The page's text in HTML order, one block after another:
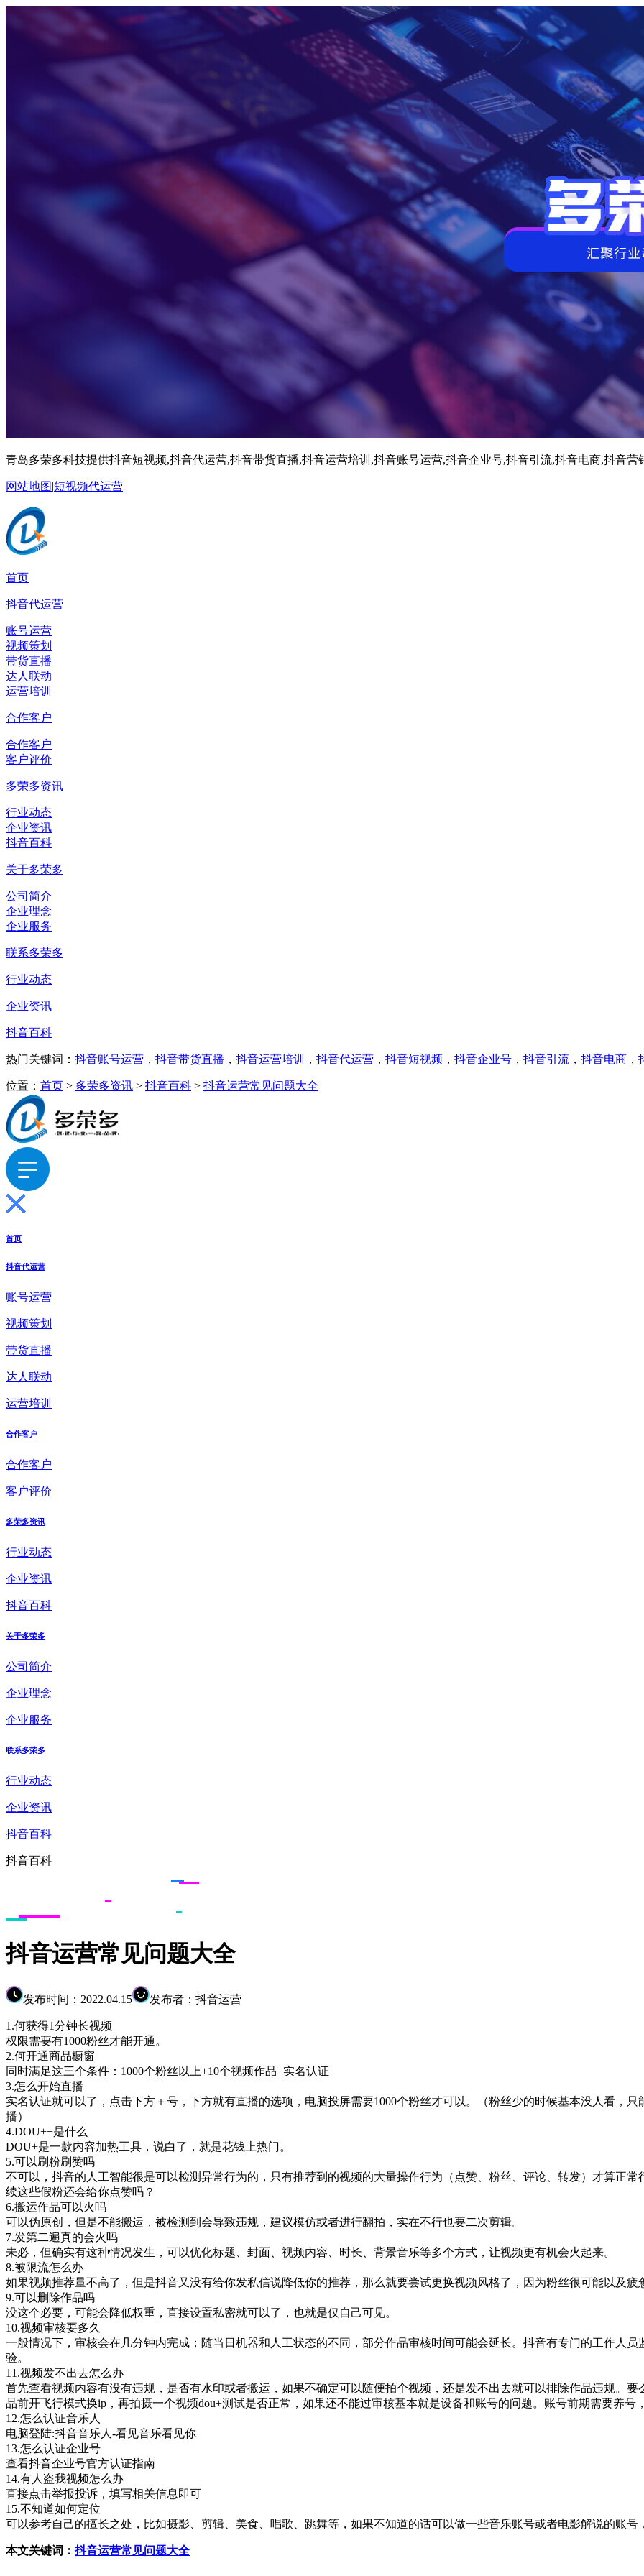
青岛多荣多科技提供抖音短视频,抖音代运营,抖音带货直播,抖音运营培训,抖音账号运营,抖音企业号,抖音引流,抖音电商,抖音营
网站地图|短视频代运营
首页
抖音代运营
账号运营
视频策划
带货直播
达人联动
运营培训
合作客户
合作客户
客户评价
多荣多资讯
行业动态
企业资讯
抖音百科
关于多荣多
公司简介
企业理念
企业服务
联系多荣多
行业动态
企业资讯
抖音百科
热门关键词： 抖音账号运营 ， 抖音带货直播 ， 抖音运营培训 ， 抖音代运营 ， 抖音短视频 ， 抖音企业号 ， 抖音引流 ， 抖音电商 ，
位置： 首页 > 多荣多资讯 > 抖音百科 > 抖音运营常见问题大全
首页
抖音代运营
账号运营
视频策划
带货直播
达人联动
运营培训
合作客户
合作客户
客户评价
多荣多资讯
行业动态
企业资讯
抖音百科
关于多荣多
公司简介
企业理念
企业服务
联系多荣多
行业动态
企业资讯
抖音百科
抖音百科
抖音运营常见问题大全
发布时间：2022.04.15 发布者：抖音运营
1.何获得1分钟长视频
权限需要有1000粉丝才能开通。
2.何开通商品橱窗
同时满足这三个条件：1000个粉丝以上+10个视频作品+实名认证
3.怎么开始直播
实名认证就可以了，点击下方＋号，下方就有直播的选项，电脑投屏需要1000个粉丝才可以。（粉丝少的时候基本没人看，
播）
4.DOU++是什么
DOU+是一款内容加热工具，说白了，就是花钱上热门。
5.可以刷粉刷赞吗
不可以，抖音的人工智能很是可以检测异常行为的，只有推荐到的视频的大量操作行为（点赞、粉丝、评论、转发）才算正
续这些假粉还会给你点赞吗？
6.搬运作品可以火吗
可以伪原创，但是不能搬运，被检测到会导致违规，建议模仿或者进行翻拍，实在不行也要二次剪辑。
7.发第二遍真的会火吗
未必，但确实有这种情况发生，可以优化标题、封面、视频内容、时长、背景音乐等多个方式，让视频更有机会火起来。
8.被限流怎么办
如果视频推荐量不高了，但是抖音又没有给你发私信说降低你的推荐，那么就要尝试更换视频风格了，因为粉丝很可能以
9.可以删除作品吗
没这个必要，可能会降低权重，直接设置私密就可以了，也就是仅自己可见。
10.视频审核要多久
一般情况下，审核会在几分钟内完成；随当日机器和人工状态的不同，部分作品审核时间可能会延长。抖音有专门的工作人
验。
11.视频发不出去怎么办
首先查看视频内容有没有违规，是否有水印或者搬运，如果不确定可以随便拍个视频，还是发不出去就可以排除作品违规。
品前开飞行模式换ip，再拍摄一个视频dou+测试是否正常，如果还不能过审核基本就是设备和账号的问题。账号前期需要
12.怎么认证音乐人
电脑登陆:抖音音乐人-看见音乐看见你
13.怎么认证企业号
查看抖音企业号官方认证指南
14.有人盗我视频怎么办
直接点击举报投诉，填写相关信息即可
15.不知道如何定位
可以参考自己的擅长之处，比如摄影、剪辑、美食、唱歌、跳舞等，如果不知道的话可以做一些音乐账号或者电影解说的账号
本文关键词：抖音运营常见问题大全